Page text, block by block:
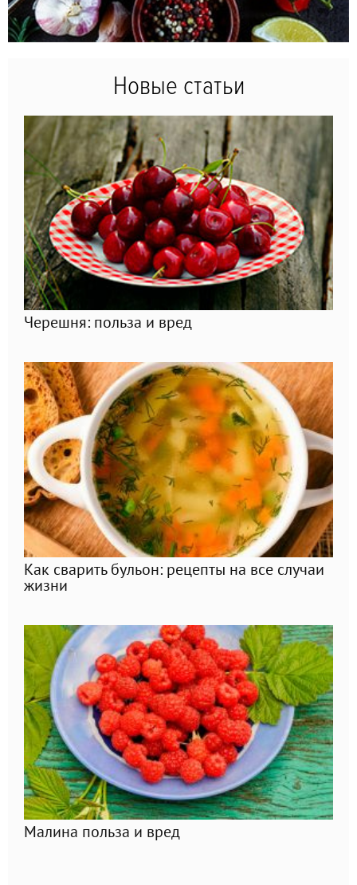
Новые статьи
Черешня: польза и вред
Как сварить бульон: рецепты на все случаи
жизни
Малина польза и вред